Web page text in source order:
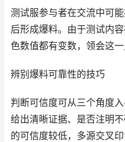
测试服参与者在交流中可
后形成爆料。由于测试内
色数值都有变数，领会这
辨别爆料可靠性的技巧
判断可信度可从三个角度
给出清晰证据、是否注明
的可信度较低，多源交叉印